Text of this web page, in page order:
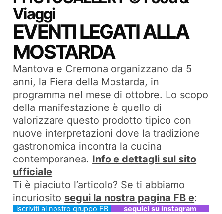
Viaggi
EVENTI LEGATI ALLA
MOSTARDA
Mantova e Cremona organizzano da 5
anni, la Fiera della Mostarda, in
programma nel mese di ottobre. Lo scopo
della manifestazione è quello di
valorizzare questo prodotto tipico con
nuove interpretazioni dove la tradizione
gastronomica incontra la cucina
contemporanea. Info e dettagli sul sito
ufficiale
Ti è piaciuto l’articolo? Se ti abbiamo
incuriosito segui la nostra pagina FB e:
iscriviti al nostro gruppo FB seguici su instagram